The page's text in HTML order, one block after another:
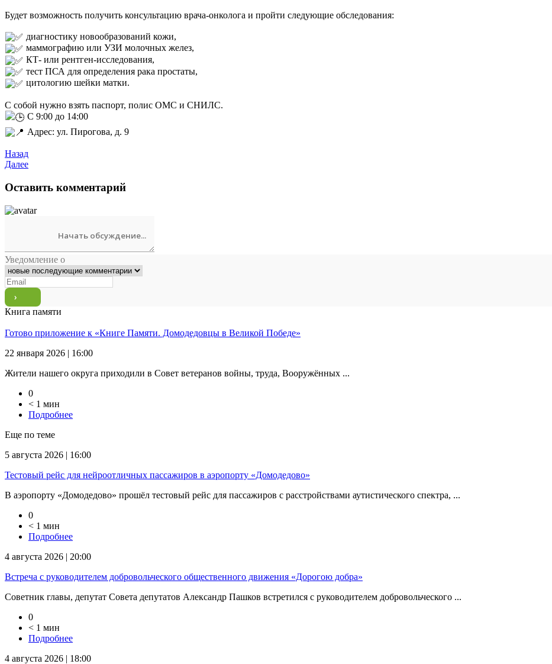
Будет возможность получить консультацию врача-онколога и пройти следующие обследования:
диагностику новообразований кожи,
маммографию или УЗИ молочных желез,
КТ- или рентген-исследования,
тест ПСА для определения рака простаты,
цитологию шейки матки.
С собой нужно взять паспорт, полис ОМС и СНИЛС.
С 9:00 до 14:00
Адрес: ул. Пирогова, д. 9
Назад
Далее
Оставить комментарий
Уведомление о
Книга памяти
Готово приложение к «Книге Памяти. Домодедовцы в Великой Победе»
22 января 2026 | 16:00
Жители нашего округа приходили в Совет ветеранов войны, труда, Вооружённых ...
0
< 1 мин
Подробнее
Еще по теме
5 августа 2026 | 16:00
Тестовый рейс для нейроотличных пассажиров в аэропорту «Домодедово»
В аэропорту «Домодедово» прошёл тестовый рейс для пассажиров с расстройствами аутистического спектра, ...
0
< 1 мин
Подробнее
4 августа 2026 | 20:00
Встреча с руководителем добровольческого общественного движения «Дорогою добра»
Советник главы, депутат Совета депутатов Александр Пашков встретился с руководителем добровольческого ...
0
< 1 мин
Подробнее
4 августа 2026 | 18:00